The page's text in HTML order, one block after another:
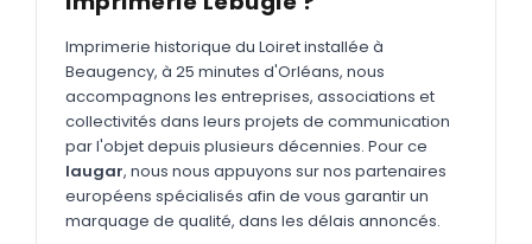
Nouveau
Bureau & écriture
Sacs & voyages
Verres & déjeuner
Technologie
Vêtements
Imprimerie historique du Loiret installée à
Beaugency, à 25 minutes d'Orléans, nous
accompagnons les entreprises, associations et
collectivités dans leurs projets de communication
par l'objet depuis plusieurs décennies. Pour ce
laugar, nous nous appuyons sur nos partenaires
européens spécialisés afin de vous garantir un
marquage de qualité, dans les délais annoncés.